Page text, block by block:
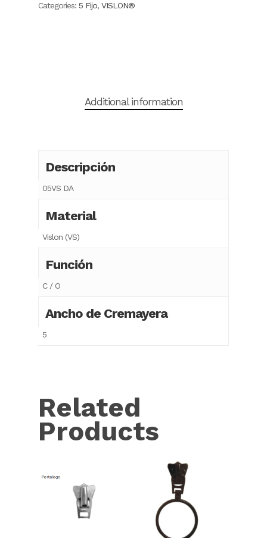
Categories: 5 Fijo, VISLON®
Additional information
Descripción
05VS DA
Material
Vislon (VS)
Función
C / O
Ancho de Cremayera
5
Related
Products